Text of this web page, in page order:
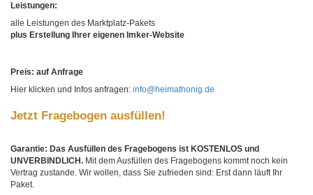
Leistungen:
alle Leistungen des Marktplatz-Pakets
plus Erstellung Ihrer eigenen Imker-Website
Preis: auf Anfrage
Hier klicken und Infos anfragen: info@heimathonig.de
Jetzt Fragebogen ausfüllen!
Garantie: Das Ausfüllen des Fragebogens ist KOSTENLOS und
UNVERBINDLICH. Mit dem Ausfüllen des Fragebogens kommt noch kein
Vertrag zustande. Wir wollen, dass Sie zufrieden sind: Erst dann läuft Ihr
Paket.